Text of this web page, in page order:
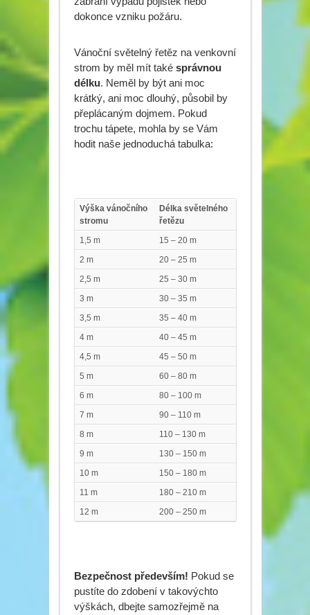
dokonce vzniku požáru.
Vánoční světelný řetěz na venkovní
strom by měl mít také správnou
délku. Neměl by být ani moc
krátký, ani moc dlouhý, působil by
přeplácaným dojmem. Pokud
trochu tápete, mohla by se Vám
hodit naše jednoduchá tabulka:
Výška vánočního
stromu
Délka světelného
řetězu
1,5 m
15 – 20 m
2 m
20 – 25 m
2,5 m
25 – 30 m
3 m
30 – 35 m
3,5 m
35 – 40 m
4 m
40 – 45 m
4,5 m
45 – 50 m
5 m
60 – 80 m
6 m
80 – 100 m
7 m
90 – 110 m
8 m
110 – 130 m
9 m
130 – 150 m
10 m
150 – 180 m
11 m
180 – 210 m
12 m
200 – 250 m
Bezpečnost především! Pokud se
pustíte do zdobení v takovýchto
výškách, dbejte samozřejmě na